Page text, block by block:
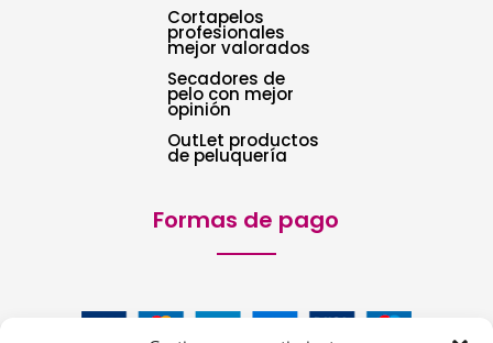
Cortapelos
profesionales
mejor valorados
Secadores de
pelo con mejor
opinión
OutLet productos
de peluquería
Formas de pago